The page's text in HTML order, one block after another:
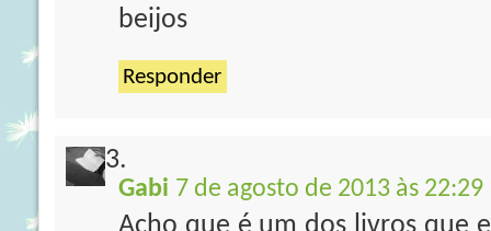
beijos
Responder
Gabi 7 de agosto de 2013 às 22:29